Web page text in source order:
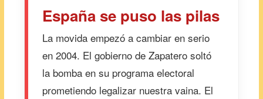
España se puso las pilas
La movida empezó a cambiar en serio
en 2004. El gobierno de Zapatero soltó
la bomba en su programa electoral
prometiendo legalizar nuestra vaina. El